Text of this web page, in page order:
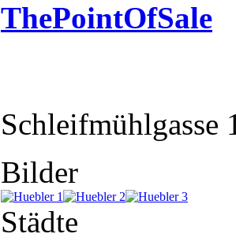
ThePointOfSale
Schleifmühlgasse
Bilder
Städte